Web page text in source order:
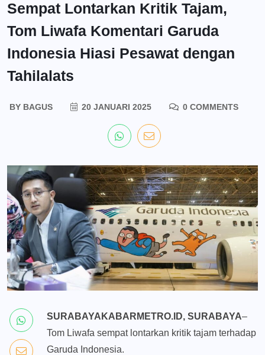
Sempat Lontarkan Kritik Tajam,
Tom Liwafa Komentari Garuda
Indonesia Hiasi Pesawat dengan
Tahilalats
BYBAGUS 20 JANUARI 2025 0 COMMENTS
SURABAYAKABARMETRO.ID, SURABAYA–
Tom Liwafa sempat lontarkan kritik tajam terhadap
Garuda Indonesia.